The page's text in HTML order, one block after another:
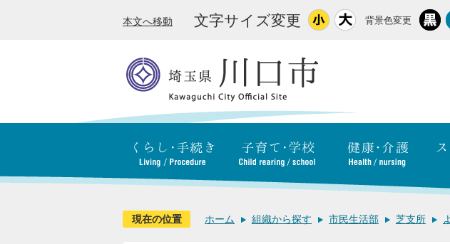
本文へ移動 文字サイズ変更 背景色変更
現在の位置 ホーム 組織から探す 市民生活部 芝支所